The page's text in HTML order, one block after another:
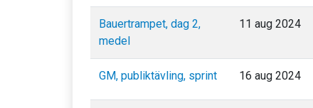
Bauertrampet, dag 2,
medel
11 aug 2024
GM, publiktävling, sprint 16 aug 2024